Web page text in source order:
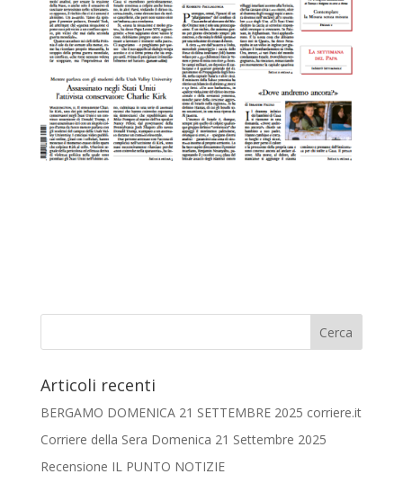
Articoli recenti
BERGAMO DOMENICA 21 SETTEMBRE 2025 corriere.it
Corriere della Sera Domenica 21 Settembre 2025
Recensione IL PUNTO NOTIZIE